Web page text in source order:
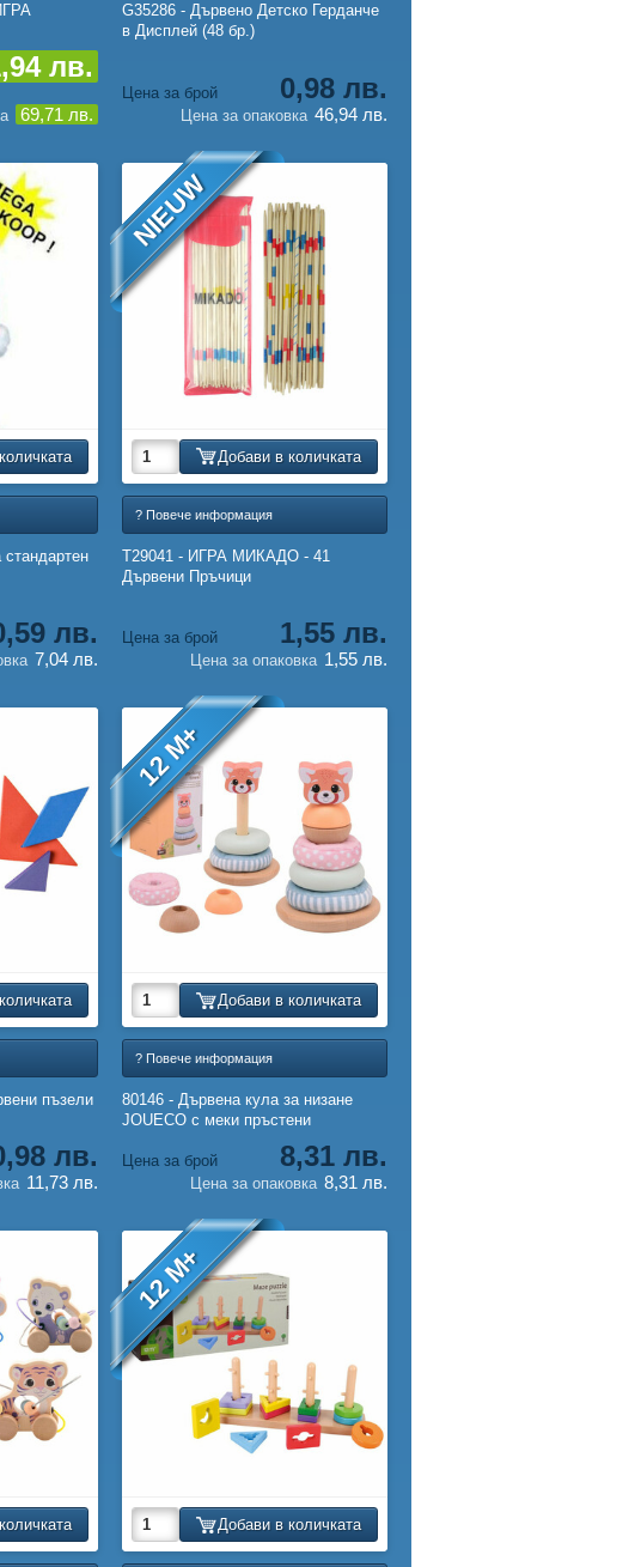
лв.
69,71 лв.
G35286 - Дървено Детско Герданче
в Дисплей (48 бр.)
Цена за брой 0,98 лв.
Цена за опаковка 46,94 лв.
лв.
7,04 лв.
NIEUW
Добави в количката
? Повече информация
T29041 - ИГРА МИКАДО - 41
Дървени Пръчици
Цена за брой 1,55 лв.
Цена за опаковка 1,55 лв.
пъзели
лв.
11,73 лв.
12 M+
Добави в количката
? Повече информация
80146 - Дървена кула за низане
JOUECO с меки пръстени
Цена за брой 8,31 лв.
Цена за опаковка 8,31 лв.
12 M+
Добави в количката